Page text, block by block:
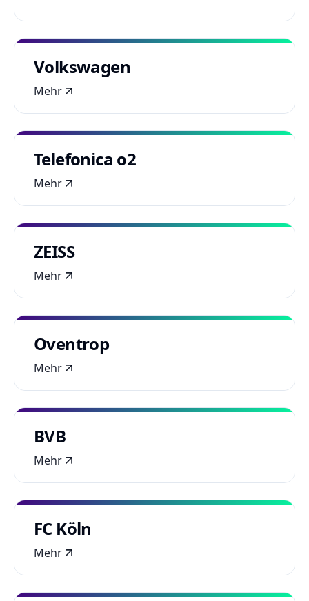
Volkswagen
Mehr
Telefonica o2
Mehr
ZEISS
Mehr
Oventrop
Mehr
BVB
Mehr
FC Köln
Mehr